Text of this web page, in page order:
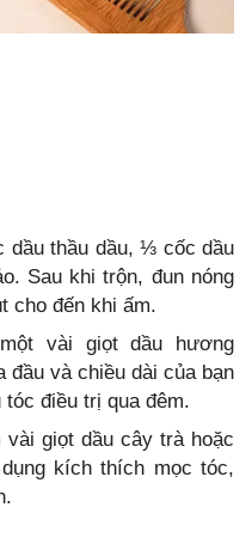
dầu thầu dầu, ⅓ cốc dầu
Sau khi trộn, đun nóng
cho đến khi ấm.
vài giọt dầu hương
đầu và chiều dài của bạn
điều trị qua đêm.
giọt dầu cây trà hoặc
kích thích mọc tóc,